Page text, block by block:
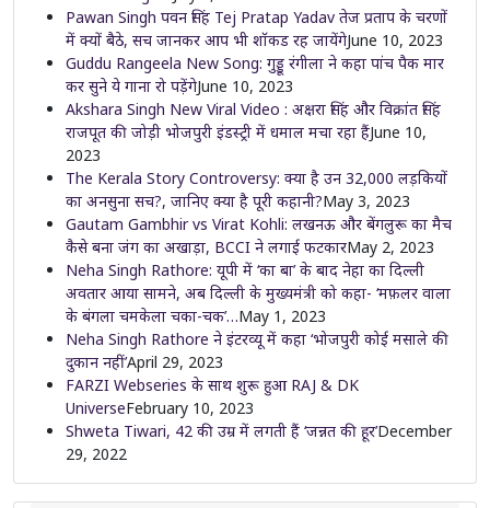
Pawan Singh पवन सिंह Tej Pratap Yadav तेज प्रताप के चरणों
में क्यों बैठे, सच जानकर आप भी शॉकड रह जायेंगेJune 10, 2023
Guddu Rangeela New Song: गुड्डू रंगीला ने कहा पांच पैक मार
कर सुने ये गाना रो पड़ेंगेJune 10, 2023
Akshara Singh New Viral Video : अक्षरा सिंह और विक्रांत सिंह
राजपूत की जोड़ी भोजपुरी इंडस्ट्री में धमाल मचा रहा हैंJune 10,
2023
The Kerala Story Controversy: क्या है उन 32,000 लड़कियों
का अनसुना सच?, जानिए क्या है पूरी कहानी?May 3, 2023
Gautam Gambhir vs Virat Kohli: लखनऊ और बेंगलुरू का मैच
कैसे बना जंग का अखाड़ा, BCCI ने लगाई फटकारMay 2, 2023
Neha Singh Rathore: यूपी में ‘का बा’ के बाद नेहा का दिल्ली
अवतार आया सामने, अब दिल्ली के मुख्यमंत्री को कहा- ‘मफ़लर वाला
के बंगला चमकेला चका-चक’…May 1, 2023
Neha Singh Rathore ने इंटरव्यू में कहा ‘भोजपुरी कोई मसाले की
दुकान नहीं’April 29, 2023
FARZI Webseries के साथ शुरू हुआ RAJ & DK
UniverseFebruary 10, 2023
Shweta Tiwari, 42 की उम्र में लगती हैं ‘जन्नत की हूर’December
29, 2022